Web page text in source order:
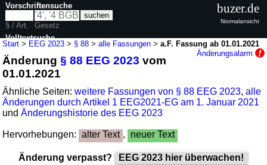
Start > EEG 2023 > § 88 >alle Fassungen >a.F. Fassung ab 01.01.2021
Änderungsalarm
Änderung§ 88 EEG 2023 vom
01.01.2021
Ähnliche Seiten:weitere Fassungen von § 88 EEG 2023,alle
Änderungen durch Artikel 1 EEG2021-EG am 1. Januar 2021
undÄnderungshistorie des EEG 2023
Hervorhebungen: alter Text , neuer Text
Änderung verpasst? EEG 2023 hier überwachen!
Vorschriftensuche
§ / Art.
Gesetz
Volltextsuche
nur in EEG 2023
buzer.de
Normalansicht